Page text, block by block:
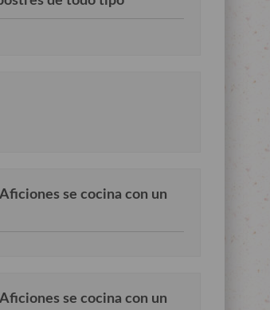
se cocina con un
se cocina con un